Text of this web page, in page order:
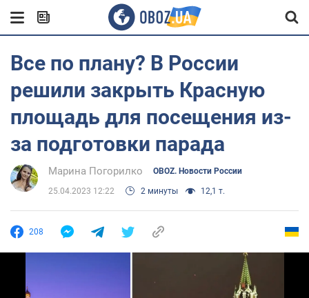
Все по плану? В России
решили закрыть Красную
площадь для посещения из-
за подготовки парада
Марина Погорилко OBOZ. Новости России
25.04.2023 12:22 2 минуты 12,1 т.
208